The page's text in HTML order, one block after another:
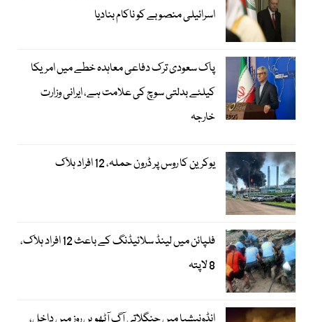
اسرائیلی منصوبے کو ناکام بنادیا
پاک سعودی ترک دفاعی معاہدہ خطے میں امریکا
کیلئے بدلتی سوچ کی علامت ہے، ایرانی وزارت
خارجہ
یوکرین کا روس پر ڈرون حملہ، 12 افراد ہلاک
فلپائن میں لینڈ سلائیڈنگ کے باعث 12 افراد ہلاک،
8 لاپتہ